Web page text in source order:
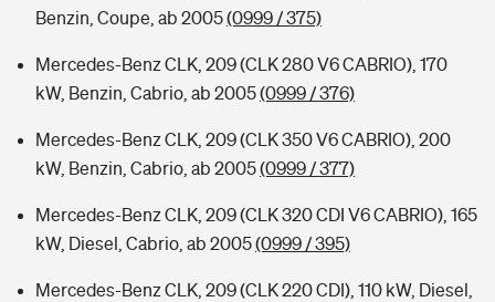
Benzin, Coupe, ab 2005(0999 / 375)
Mercedes-Benz CLK, 209 (CLK 280 V6 CABRIO), 170
kW, Benzin, Cabrio, ab 2005(0999 / 376)
Mercedes-Benz CLK, 209 (CLK 350 V6 CABRIO), 200
kW, Benzin, Cabrio, ab 2005(0999 / 377)
Mercedes-Benz CLK, 209 (CLK 320 CDI V6 CABRIO), 165
kW, Diesel, Cabrio, ab 2005(0999 / 395)
Mercedes-Benz CLK, 209 (CLK 220 CDI), 110 kW, Diesel,